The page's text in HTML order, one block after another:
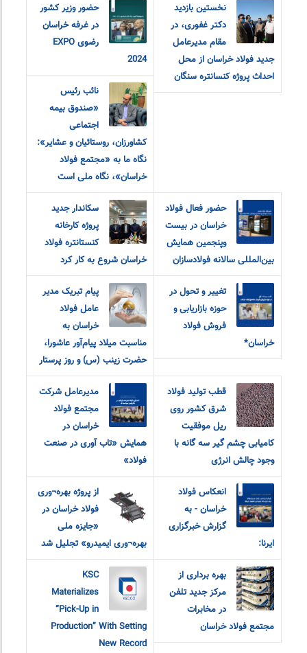
نخستین بازدید
دکتر غفوری، در
مقام مدیرعامل
جدید فولاد خراسان از محل
احداث پروژه کنسانتره سنگان
حضور وزیر کشور
در غرفه خراسان
رضوی EXPO
2024
نائب رئیس
«صندوق بیمه
اجتماعی
کشاورزان، روستائیان و عشایر»:
نگاه ما به «مجتمع فولاد
خراسان»، نگاه ملی است
حضور فعال فولاد
خراسان در بیست
و‌پنجمین همایش
بین‌المللی سالانه فولادسازان
سکاندار جدید
پروژه کارخانه
کنستانتره فولاد
خراسان شروع به کار کرد
تغییر و تحول در
حوزه بازاریابی و
فروش فولاد
خراسان*
پیام تبریک مدیر
عامل فولاد
خراسان به
مناسبت میلاد پیام‌آور عاشورا،
حضرت زینب (س) و روز پرستار
قطب تولید فولاد
شرق کشور روی
ریل موفقیت
کامیابی چشم گیر سه گانه با
وجود چالش انرژی
مدیرعامل شرکت
مجتمع فولاد
خراسان در
همایش «تاب آوری در صنعت
فولاد»
انعکاس فولاد
خراسان - به
گزارش خبرگزاری
ایرنا:
از پروژه بهره¬وری
فولاد خراسان در
«جایزه ملی
بهره¬وری ایمیدرو» تجلیل شد
بهره برداری از
مرکز جدید تلفن
در مخابرات
مجتمع فولاد خراسان
KSC
Materializes
“Pick-Up in
Production” With Setting
New Record